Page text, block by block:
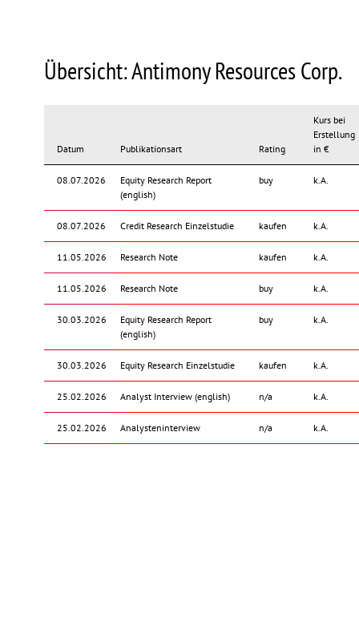
Übersicht: Antimony Resources Corp.
Datum Publikationsart Rating
Kurs bei
Erstellung
in €
08.07.2026
Equity Research Report
(english)
buy k.A.
08.07.2026 Credit Research Einzelstudie kaufen k.A.
11.05.2026 Research Note kaufen k.A.
11.05.2026 Research Note buy k.A.
30.03.2026
Equity Research Report
(english)
buy k.A.
30.03.2026 Equity Research Einzelstudie kaufen k.A.
25.02.2026 Analyst Interview (english) n/a k.A.
25.02.2026 Analysteninterview n/a k.A.